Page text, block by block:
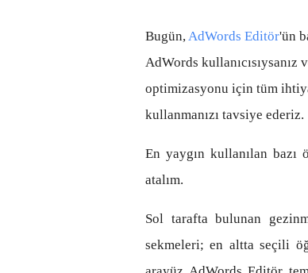
Bugün,AdWords Editör'ün
AdWords
optimizasyonu için tüm
kullanmanızı tavsiye ederiz.
En yaygın kullanılan
atalım.
Sol tarafta bulunan
sekmeleri; en altta seçili